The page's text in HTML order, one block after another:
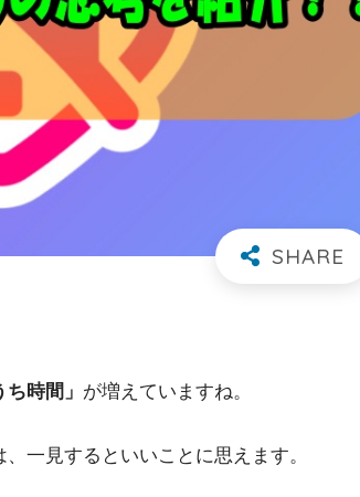
ち時間」 が増えていますね。
一見するといいことに思えます。